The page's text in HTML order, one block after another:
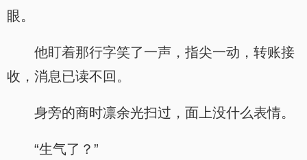
眼。
他盯着那行字笑了一声，指尖一动，转账接
收，消息已读不回。
身旁的商时凛余光扫过，面上没什么表情。
“生气了？”